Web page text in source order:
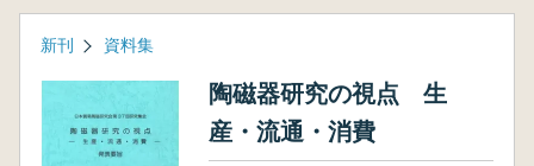
新刊 資料集
陶磁器研究の視点 生
産・流通・消費